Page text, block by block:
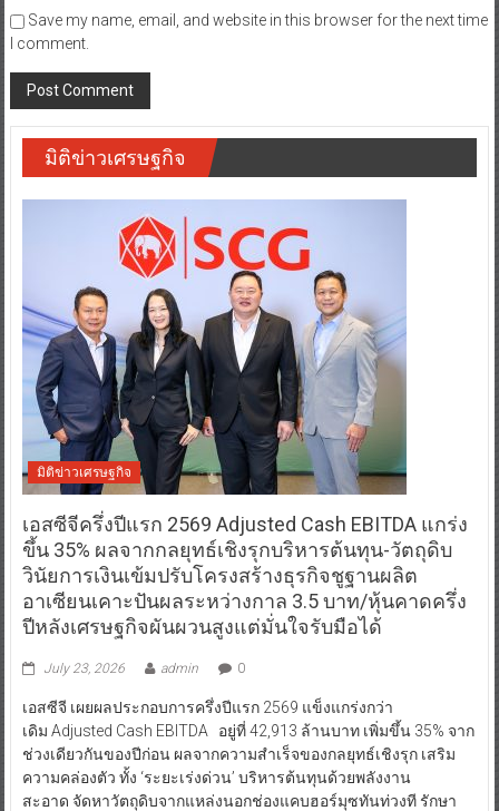
Save my name, email, and website in this browser for the next time
I comment.
มิติข่าวเศรษฐกิจ
มิติข่าวเศรษฐกิจ
เอสซีจีครึ่งปีแรก 2569 Adjusted Cash EBITDA แกร่ง
ขึ้น 35% ผลจากกลยุทธ์เชิงรุกบริหารต้นทุน-วัตถุดิบ
วินัยการเงินเข้มปรับโครงสร้างธุรกิจชูฐานผลิต
อาเซียนเคาะปันผลระหว่างกาล 3.5 บาท/หุ้นคาดครึ่ง
ปีหลังเศรษฐกิจผันผวนสูงแต่มั่นใจรับมือได้
July 23, 2026 admin 0
เอสซีจี เผยผลประกอบการครึ่งปีแรก 2569 แข็งแกร่งกว่า
เดิม Adjusted Cash EBITDA อยู่ที่ 42,913 ล้านบาท เพิ่มขึ้น 35% จาก
ช่วงเดียวกันของปีก่อน ผลจากความสำเร็จของกลยุทธ์เชิงรุก เสริม
ความคล่องตัว ทั้ง ‘ระยะเร่งด่วน’ บริหารต้นทุนด้วยพลังงาน
สะอาด จัดหาวัตถุดิบจากแหล่งนอกช่องแคบฮอร์มุซทันท่วงที รักษา